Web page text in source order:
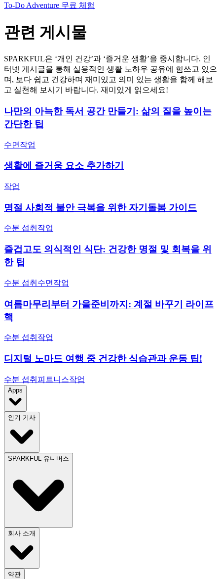
To-Do Adventure 무료 체험
관련 게시물
SPARKFUL은 ‘개인 건강’과 ‘즐거운 생활’을 중시합니다. 인
터넷 게시글을 통해 실용적인 생활 노하우 공유에 힘쓰고 있으
며, 보다 쉽고 건강하며 재미있고 의미 있는 생활을 함께 해보
고 실천해 보시기 바랍니다. 재미있게 읽으세요!
나만의 아늑한 독서 공간 만들기: 삶의 질을 높이는
간단한 팁
수면 작업
생활에 즐거움 요소 추가하기
작업
명절 사회적 불안 극복을 위한 자기돌봄 가이드
수분 섭취 작업
즐겁고도 의식적인 식단: 건강한 명절 및 회복을 위
한 팁
수분 섭취 수면 작업
여름마무리부터 가을준비까지: 계절 바꾸기 라이프
핵
수분 섭취 작업
디지털 노마드 여행 중 건강한 식습관과 운동 팁!
수분 섭취 피트니스작업
Apps
인기 기사
SPARKFUL 유니버스
회사 소개
약관